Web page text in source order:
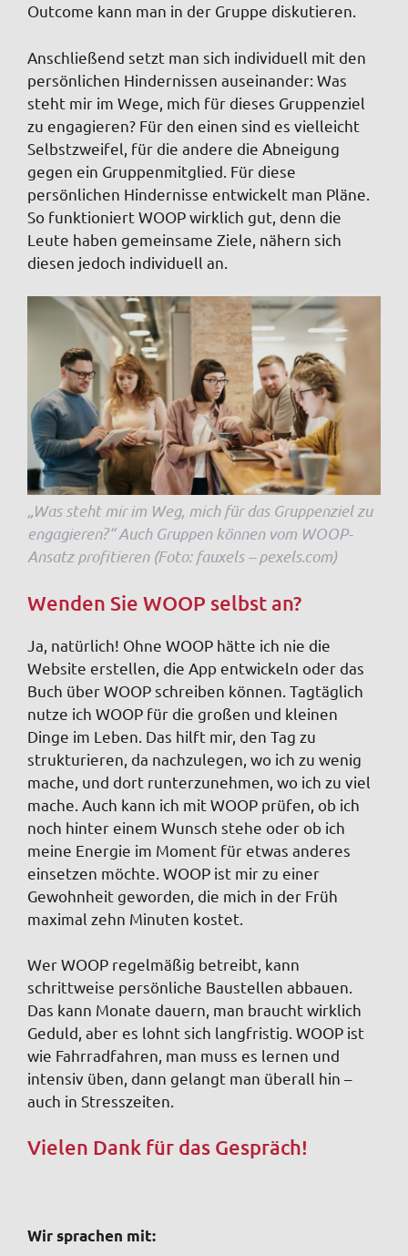
Outcome kann man in der Gruppe diskutieren.
Anschließend setzt man sich individuell mit den
persönlichen Hindernissen auseinander: Was
steht mir im Wege, mich für dieses Gruppenziel
zu engagieren? Für den einen sind es vielleicht
Selbstzweifel, für die andere die Abneigung
gegen ein Gruppenmitglied. Für diese
persönlichen Hindernisse entwickelt man Pläne.
So funktioniert WOOP wirklich gut, denn die
Leute haben gemeinsame Ziele, nähern sich
diesen jedoch individuell an.
„Was steht mir im Weg, mich für das Gruppenziel zu
engagieren?“ Auch Gruppen können vom WOOP-
Ansatz profitieren (Foto: fauxels – pexels.com)
Wenden Sie WOOP selbst an?
Ja, natürlich! Ohne WOOP hätte ich nie die
Website erstellen, die App entwickeln oder das
Buch über WOOP schreiben können. Tagtäglich
nutze ich WOOP für die großen und kleinen
Dinge im Leben. Das hilft mir, den Tag zu
strukturieren, da nachzulegen, wo ich zu wenig
mache, und dort runterzunehmen, wo ich zu viel
mache. Auch kann ich mit WOOP prüfen, ob ich
noch hinter einem Wunsch stehe oder ob ich
meine Energie im Moment für etwas anderes
einsetzen möchte. WOOP ist mir zu einer
Gewohnheit geworden, die mich in der Früh
maximal zehn Minuten kostet.
Wer WOOP regelmäßig betreibt, kann
schrittweise persönliche Baustellen abbauen.
Das kann Monate dauern, man braucht wirklich
Geduld, aber es lohnt sich langfristig. WOOP ist
wie Fahrradfahren, man muss es lernen und
intensiv üben, dann gelangt man überall hin –
auch in Stresszeiten.
Vielen Dank für das Gespräch!
Wir sprachen mit: